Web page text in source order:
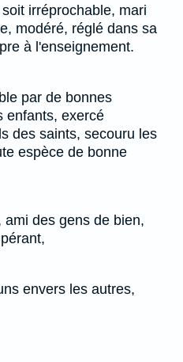
irréprochable, mari
modéré, réglé dans sa
à l'enseignement.
par de bonnes
enfants, exercé
des saints, secouru les
espèce de bonne
ami des gens de bien,
envers les autres,